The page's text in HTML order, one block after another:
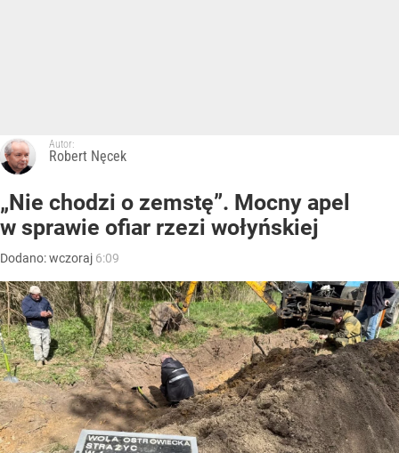
Autor:
Robert Nęcek
„Nie chodzi o zemstę”. Mocny apel
w sprawie ofiar rzezi wołyńskiej
Dodano:wczoraj 6:09